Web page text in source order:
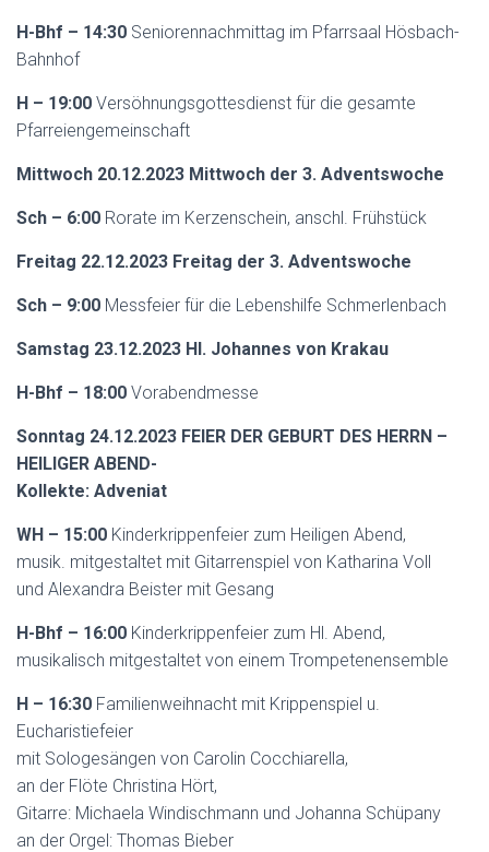
H-Bhf – 14:30 Seniorennachmittag im Pfarrsaal Hösbach-
Bahnhof
H – 19:00 Versöhnungsgottesdienst für die gesamte
Pfarreiengemeinschaft
Mittwoch 20.12.2023 Mittwoch der 3. Adventswoche
Sch – 6:00 Rorate im Kerzenschein, anschl. Frühstück
Freitag 22.12.2023 Freitag der 3. Adventswoche
Sch – 9:00 Messfeier für die Lebenshilfe Schmerlenbach
Samstag 23.12.2023 Hl. Johannes von Krakau
H-Bhf – 18:00 Vorabendmesse
Sonntag 24.12.2023 FEIER DER GEBURT DES HERRN –
HEILIGER ABEND-
Kollekte: Adveniat
WH – 15:00 Kinderkrippenfeier zum Heiligen Abend,
musik. mitgestaltet mit Gitarrenspiel von Katharina Voll
und Alexandra Beister mit Gesang
H-Bhf – 16:00 Kinderkrippenfeier zum Hl. Abend,
musikalisch mitgestaltet von einem Trompetenensemble
H – 16:30 Familienweihnacht mit Krippenspiel u.
Eucharistiefeier
mit Sologesängen von Carolin Cocchiarella,
an der Flöte Christina Hört,
Gitarre: Michaela Windischmann und Johanna Schüpany
an der Orgel: Thomas Bieber